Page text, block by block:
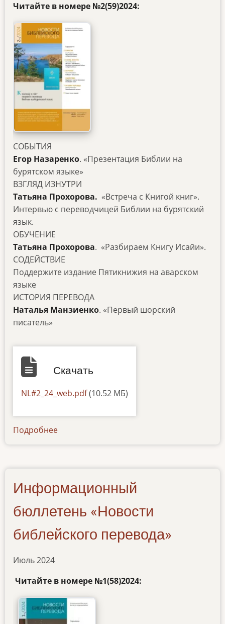
Читайте в номере №2(59)2024:
СОБЫТИЯ
Егор Назаренко. «Презентация Библии на
бурятском языке»
ВЗГЛЯД ИЗНУТРИ
Татьяна Прохорова. «Встреча с Книгой книг».
Интервью с переводчицей Библии на бурятский
язык.
ОБУЧЕНИЕ
Татьяна Прохорова. «Разбираем Книгу Исайи».
СОДЕЙСТВИЕ
Поддержите издание Пятикнижия на аварском
языке
ИСТОРИЯ ПЕРЕВОДА
Наталья Манзиенко. «Первый шорский
писатель»
Скачать
Документ
NL#2_24_web.pdf(10.52 МБ)
Подробнее
Информационный
бюллетень «Новости
библейского перевода»
Июль 2024
Читайте в номере №1(58)2024: